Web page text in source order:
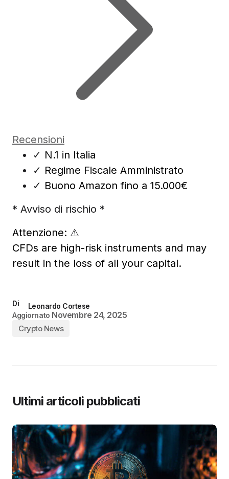
Recensioni
✓ N.1 in Italia
✓ Regime Fiscale Amministrato
✓ Buono Amazon fino a 15.000€
* Avviso di rischio *
Attenzione: ⚠
CFDs are high-risk instruments and may
result in the loss of all your capital.
Di
Leonardo Cortese
Aggiornato Novembre 24, 2025
Crypto News
Ultimi articoli pubblicati